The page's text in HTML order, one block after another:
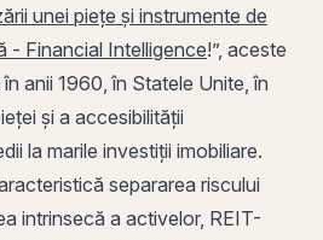
unei piețe și instrumente de
- Financial Intelligence!”, aceste
anii 1960, în Statele Unite, în
și a accesibilității
la marile investiții imobiliare.
separarea riscului
intrinsecă a activelor, REIT-